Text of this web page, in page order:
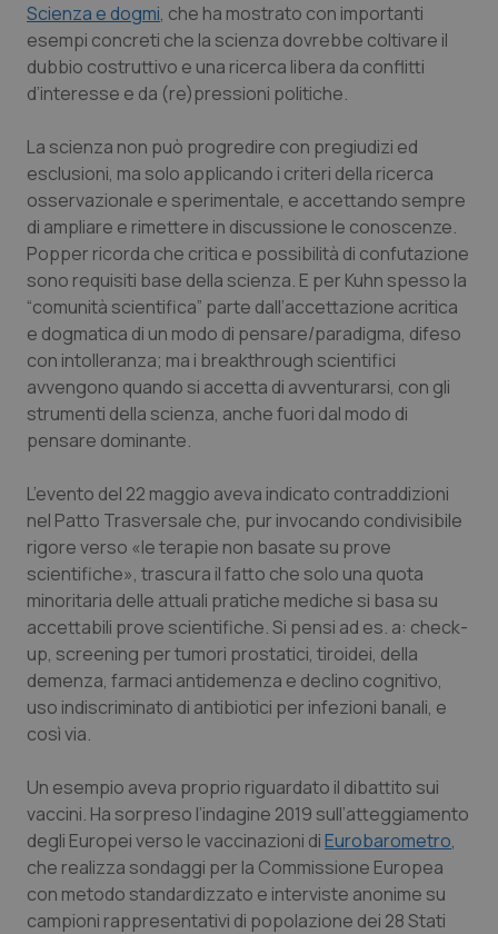
Abruzzo
Basilicata
Calabria
Campania
Emilia-Romagna
Friuli Venezia Giulia
Lazio
Liguria
Lombardia
Marche
Molise
Piemonte
Provincia Autonoma di Bolzano
Provincia Autonoma di Trento
Puglia
Sardegna
QS Pro Gold
Artrite & artrosi
Asma & BPCO
Car-T
Colesterolo & coronaropatie
Dermatite Atopica
Diabete & glucometri
Disturbi dell’umore
Dolore
Donna & Salute
Epatiti
HIV
Infezioni & Febbre
Ipertensione & Scompenso
Malattie rare
Malattia di Crohn & Rettocolite Ulcerosa
QS Club Newsletter
Scienza e dogmi, che ha mostrato con importanti
esempi concreti che la scienza dovrebbe coltivare il
dubbio costruttivo e una ricerca libera da conflitti
d’interesse e da (re)pressioni politiche.
La scienza non può progredire con pregiudizi ed
esclusioni, ma solo applicando i criteri della ricerca
osservazionale e sperimentale, e accettando sempre
di ampliare e rimettere in discussione le conoscenze.
Popper ricorda che critica e possibilità di confutazione
sono requisiti base della scienza. E per Kuhn spesso la
“comunità scientifica” parte dall’accettazione acritica
e dogmatica di un modo di pensare/paradigma, difeso
con intolleranza; ma i breakthrough scientifici
avvengono quando si accetta di avventurarsi, con gli
strumenti della scienza, anche fuori dal modo di
pensare dominante.
L’evento del 22 maggio aveva indicato contraddizioni
nel Patto Trasversale che, pur invocando condivisibile
rigore verso «le terapie non basate su prove
scientifiche», trascura il fatto che solo una quota
minoritaria delle attuali pratiche mediche si basa su
accettabili prove scientifiche. Si pensi ad es. a: check-
up, screening per tumori prostatici, tiroidei, della
demenza, farmaci antidemenza e declino cognitivo,
uso indiscriminato di antibiotici per infezioni banali, e
così via.
Un esempio aveva proprio riguardato il dibattito sui
vaccini. Ha sorpreso l’indagine 2019 sull’atteggiamento
degli Europei verso le vaccinazioni diEurobarometro,
che realizza sondaggi per la Commissione Europea
con metodo standardizzato e interviste anonime su
campioni rappresentativi di popolazione dei 28 Stati